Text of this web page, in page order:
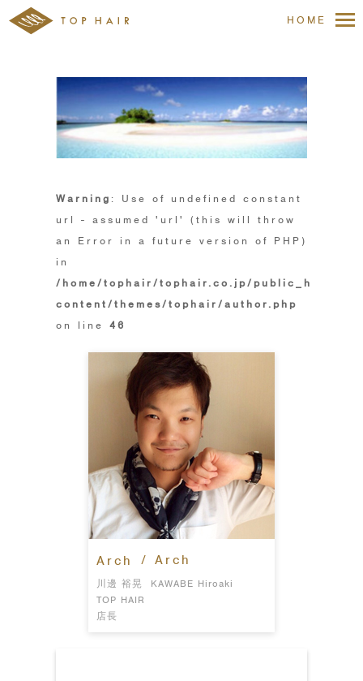
HOME
Warning : Use of undefined constant
url - assumed 'url' (this will throw
an Error in a future version of PHP)
in
/home/tophair/tophair.co.jp/public_html/
content/themes/tophair/author.php
on line 46
Arch / Arch
川邊 裕晃
KAWABE Hiroaki
TOP HAIR
店長